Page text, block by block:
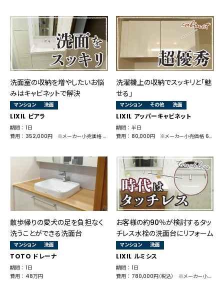
洗面室の収納を増やしたいお悩
みはキャビネットで解決
マンション 洗面
LIXIL ピアラ
期間 ： 1日
費用 ： 352,000円 ※メーカー小売価格 391,270円
洗濯機上の収納でスッキリと「魅
せる」
マンション その他 洗面
LIXIL アッパーキャビネット
期間 ： 半日
費用 ： 80,000円 ※メーカー小売価格 64,680円
散歩帰りの愛犬の足を負担なく
洗うことができる洗面台
マンション 洗面
TOTO ドレーナ
期間 ： 1日
費用 ： 48万円
お客様の約90％が検討するタッ
チレス水栓の洗面台にリフォーム
マンション 洗面
LIXIL ルミシス
期間 ： 1日
費用 ： 780,000円（税込） ※メーカー小売価格 639,100円